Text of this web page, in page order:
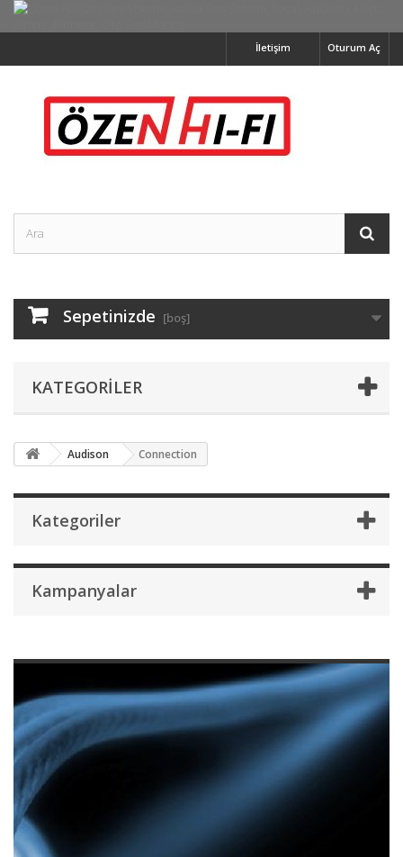
Oturum Aç
İletişim
Sepetinizde [boş]
KATEGORILER
Audison Connection
Kategoriler
Kampanyalar